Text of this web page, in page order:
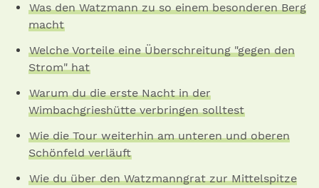
Was den Watzmann zu so einem besonderen Berg
macht
Welche Vorteile eine Überschreitung "gegen den
Strom" hat
Warum du die erste Nacht in der
Wimbachgrieshütte verbringen solltest
Wie die Tour weiterhin am unteren und oberen
Schönfeld verläuft
Wie du über den Watzmanngrat zur Mittelspitze